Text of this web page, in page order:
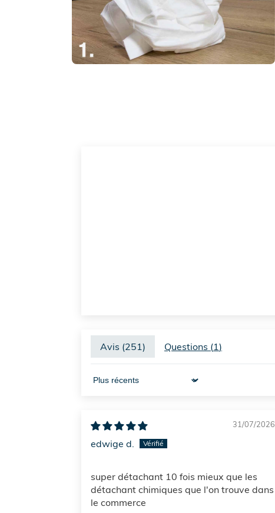
Avis (251) Questions (1)
Sort by
31/07/2026
edwige d.
super détachant 10 fois mieux que les
détachant chimiques que l'on trouve dans
le commerce